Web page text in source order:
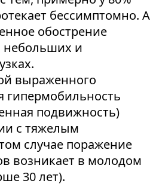
бессимптомно. А
обострение
небольших и
выраженного
гипермобильность
подвижность)
с тяжелым
случае поражение
возникает в молодом
30 лет).